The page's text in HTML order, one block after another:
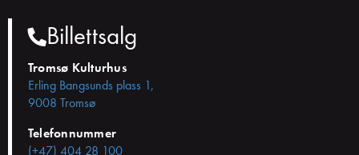
Billettsalg
Tromsø Kulturhus
Erling Bangsunds plass 1,
9008 Tromsø
Telefonnummer
(+47) 404 28 100